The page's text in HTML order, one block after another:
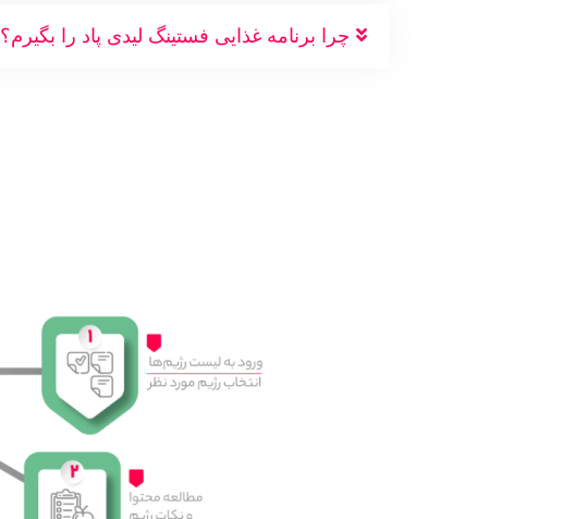
چرا برنامه غذایی فستینگ لیدی پاد را بگیرم؟